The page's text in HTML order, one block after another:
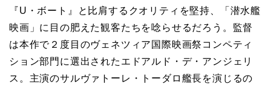
『U・ボート』と比肩するクオリティを堅持、「潜水艦
映画」に目の肥えた観客たちを唸らせるだろう。監督
は本作で２度目のヴェネツィア国際映画祭コンペティ
ション部門に選出されたエドアルド・デ・アンジェリ
ス。主演のサルヴァトーレ・トーダロ艦長を演じるの